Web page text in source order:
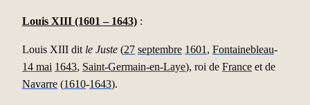
Louis XIII (1601 – 1643) :
Louis XIII dit le Juste (27 septembre 1601 , Fontainebleau-
14 mai 1643, Saint-Germain-en-Laye), roi de France et de
Navarre (1610-1643).